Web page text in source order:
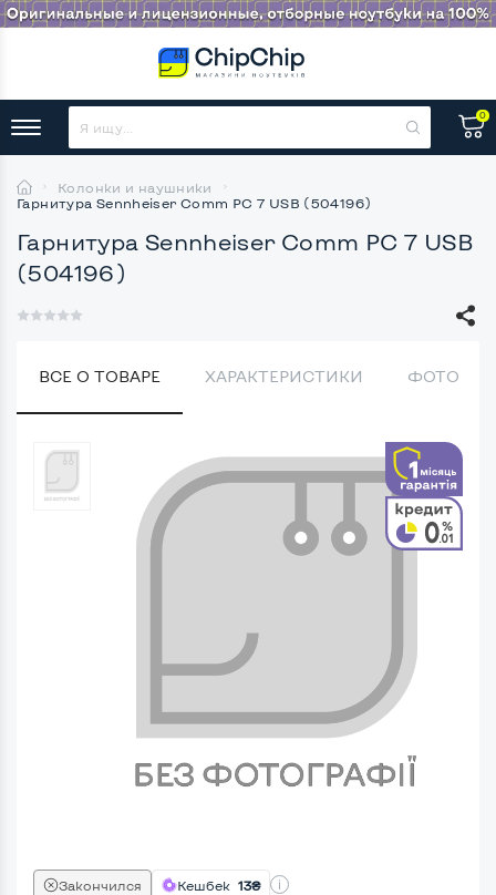
0
Колонки и наушники
Гарнитура Sennheiser Comm PC 7 USB (504196)
Гарнитура Sennheiser Comm PC 7 USB
(504196)
ВСЕ О ТОВАРЕ ХАРАКТЕРИСТИКИ ФОТО
Закончился Кешбек 13₴